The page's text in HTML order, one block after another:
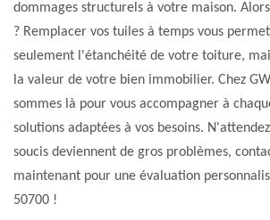
dommages structurels à votre maison.
? Remplacer vos tuiles à temps vous
seulement l'étanchéité de votre toiture,
la valeur de votre bien immobilier. Chez
sommes là pour vous accompagner à
solutions adaptées à vos besoins.
soucis deviennent de gros problèmes,
maintenant pour une évaluation
50700 !